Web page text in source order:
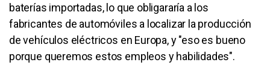
baterías importadas, lo que obligararía a los
fabricantes de automóviles a localizar la producción
de vehículos eléctricos en Europa, y "eso es bueno
porque queremos estos empleos y habilidades".